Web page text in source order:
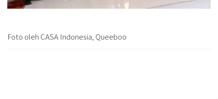
Foto oleh CASA Indonesia, Queeboo